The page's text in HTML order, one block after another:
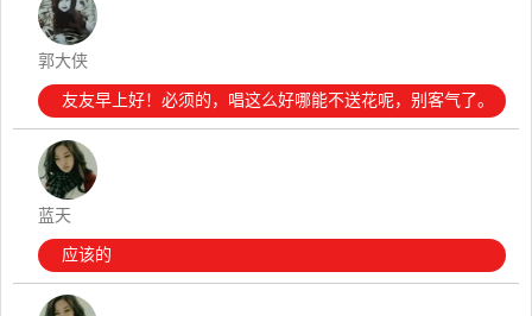
郭大侠
友友早上好！必须的，唱这么好哪能不送花呢，别客气了。
蓝天
应该的